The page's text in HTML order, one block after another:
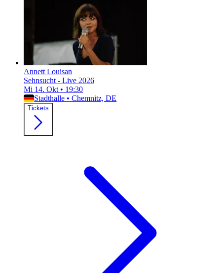
Annett Louisan
Sehnsucht - Live 2026
Mi 14. Okt • 19:30
Stadthalle • Chemnitz, DE
Tickets